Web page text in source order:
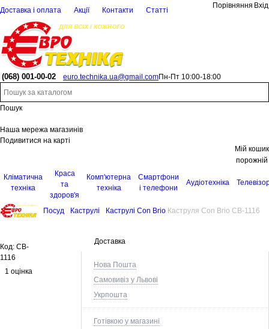
Доставка і оплата Акції Контакти Статті
Порівняння Вхід
(068) 001-00-02 euro.technika.ua@gmail.comПн-Пт 10:00-18:00
Пошук
Наша мережа магазинів
Подивитися на карті
Мій кошик
порожній
Кліматична
техніка
Краса
та
здоров'я
Комп'ютерна
техніка
Смартфони
і телефони
Аудіотехніка
Посуд Каструлі Каструлі Con Brio Каструля Con Brio CB-1116
Доставка
Нова Пошта
Самовивіз у Львові
Укрпошта
Готівкою у магазині
Код: CB-
1116
1 оцінка